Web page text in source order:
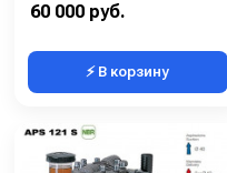
60 000 руб.
⚡ В корзину